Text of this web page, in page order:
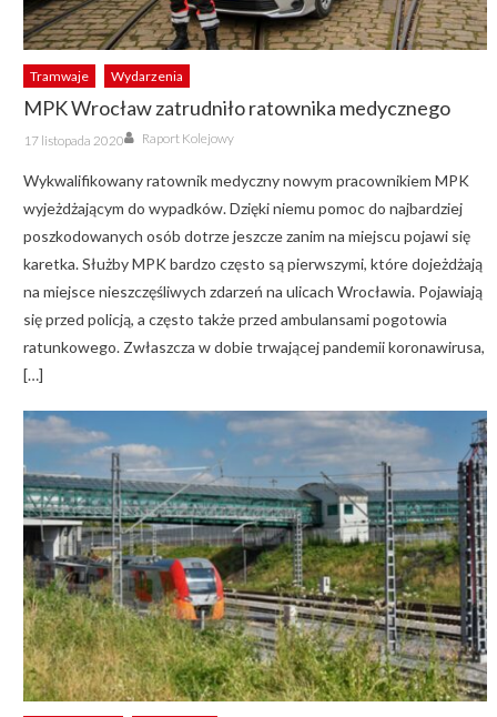
Tramwaje Wydarzenia
MPK Wrocław zatrudniło ratownika medycznego
Posted
on
17 listopada 2020 Author
Raport Kolejowy
Wykwalifikowany ratownik medyczny nowym pracownikiem MPK
wyjeżdżającym do wypadków. Dzięki niemu pomoc do najbardziej
poszkodowanych osób dotrze jeszcze zanim na miejscu pojawi się
karetka. Służby MPK bardzo często są pierwszymi, które dojeżdżają
na miejsce nieszczęśliwych zdarzeń na ulicach Wrocławia. Pojawiają
się przed policją, a często także przed ambulansami pogotowia
ratunkowego. Zwłaszcza w dobie trwającej pandemii koronawirusa,
[…]